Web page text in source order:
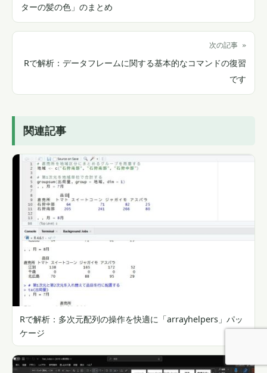
ターの髪の色」のまとめ
次の記事 »
Rで解析：データフレームに関する基本的なコマンドの復習
です
関連記事
Rで解析：多次元配列の操作を快適に「arrayhelpers」パッ
ケージ